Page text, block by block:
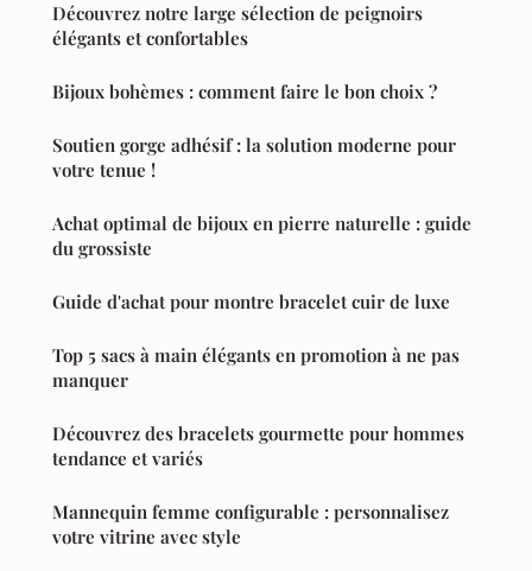
Découvrez notre large sélection de peignoirs
élégants et confortables
Bijoux bohèmes : comment faire le bon choix ?
Soutien gorge adhésif : la solution moderne pour
votre tenue !
Achat optimal de bijoux en pierre naturelle : guide
du grossiste
Guide d'achat pour montre bracelet cuir de luxe
Top 5 sacs à main élégants en promotion à ne pas
manquer
Découvrez des bracelets gourmette pour hommes
tendance et variés
Mannequin femme configurable : personnalisez
votre vitrine avec style